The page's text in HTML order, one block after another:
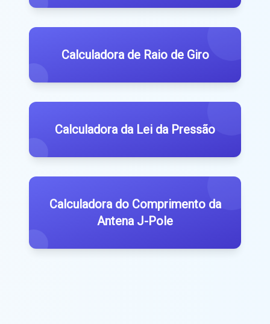
Calculadora de Raio de Giro
Calculadora da Lei da Pressão
Calculadora do Comprimento da
Antena J-Pole